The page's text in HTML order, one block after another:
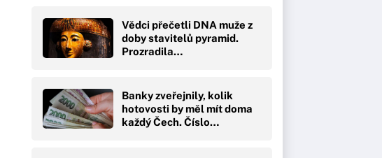
Vědci přečetli DNA muže z
doby stavitelů pyramid.
Prozradila…
Banky zveřejnily, kolik
hotovosti by měl mít doma
každý Čech. Číslo…